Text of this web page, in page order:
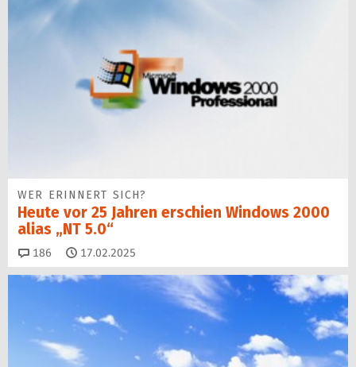
WER ERINNERT SICH?
Heute vor 25 Jahren erschien Windows 2000
alias „NT 5.0“
186 Kommentare
17.02.2025